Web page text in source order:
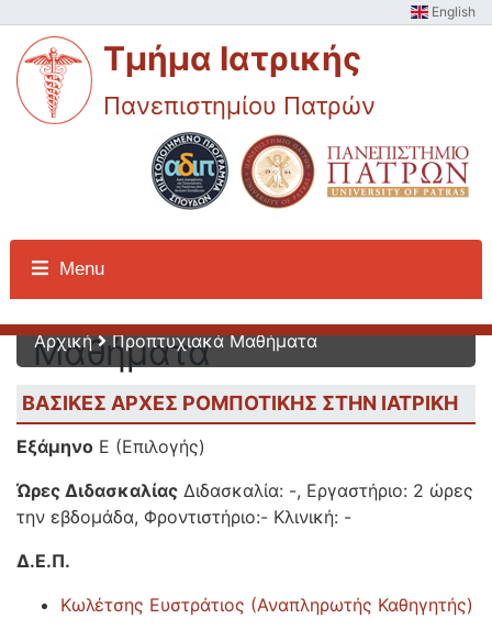
English
Τμήμα Ιατρικής
Πανεπιστημίου Πατρών
Menu
Προπτυχιακά
Μαθήματα
Αρχική Προπτυχιακά Μαθήματα
ΒΑΣΙΚΕΣ ΑΡΧΕΣ ΡΟΜΠΟΤΙΚΗΣ ΣΤΗΝ ΙΑΤΡΙΚΗ
Εξάμηνο Ε (Επιλογής)
Ώρες Διδασκαλίας Διδασκαλία: -, Εργαστήριο: 2 ώρες
την εβδομάδα, Φροντιστήριο:- Κλινική: -
Δ.Ε.Π.
Κωλέτσης Ευστράτιος (Αναπληρωτής Καθηγητής)